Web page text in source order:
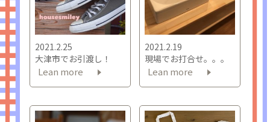
2021.2.25
大津市でお引渡し！
Lean more
2021.2.19
現場でお打合せ。。。
Lean more